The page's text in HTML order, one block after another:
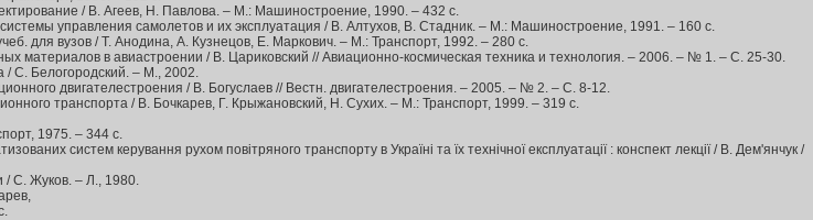
/ В. Агеев, Н. Павлова. – М.: Машиностроение, 1990. – 432 с.
управления самолетов и их эксплуатация / В. Алтухов, В. Стадник. – М.: Машиностроение, 1991. – 160 с.
для вузов / Т. Анодина, А. Кузнецов, Е. Маркович. – М.: Транспорт, 1992. – 280 с.
материалов в авиастроении / В. Цариковский // Авиационно-космическая техника и технология. – 2006. – № 1. – С. 25-30.
/ С. Белогородский. – М., 2002.
двигателестроения / В. Богуслаев // Вестн. двигателестроения. – 2005. – № 2. – С. 8-12.
транспорта / В. Бочкарев, Г. Крыжановский, Н. Сухих. – М.: Транспорт, 1999. – 319 с.
1975. – 344 с.
систем керування рухом повітряного транспорту в Україні та їх технічної експлуатації : конспект лекції / В. Дем'янчук /
/ С. Жуков. – Л., 1980.